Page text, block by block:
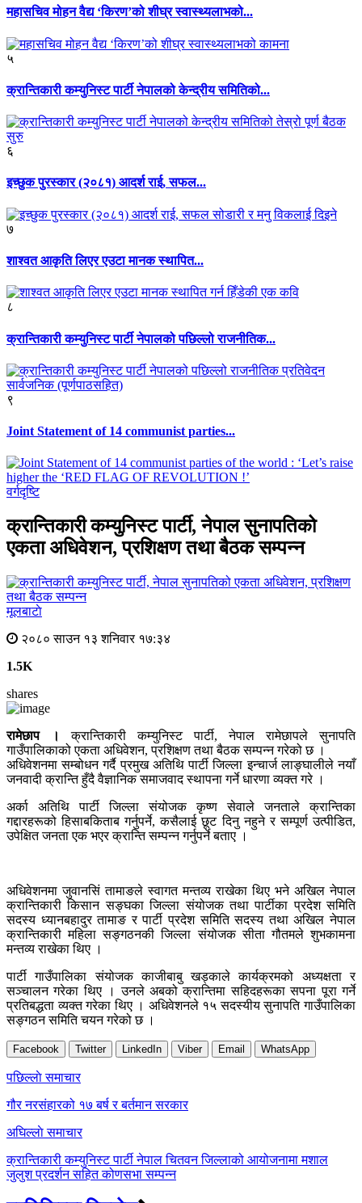
महासचिव मोहन वैद्य ‘किरण’को शीघ्र स्वास्थ्यलाभको...
५
क्रान्तिकारी कम्युनिस्ट पार्टी नेपालको केन्द्रीय समितिको...
६
इच्छुक पुरस्कार (२०८१) आदर्श राई, सफल...
७
शाश्वत आकृति लिएर एउटा मानक स्थापित...
८
क्रान्तिकारी कम्युनिस्ट पार्टी नेपालको पछिल्लो राजनीतिक...
९
Joint Statement of 14 communist parties...
वर्गदृष्टि
क्रान्तिकारी कम्युनिस्ट पार्टी, नेपाल सुनापतिको
एकता अधिवेशन, प्रशिक्षण तथा बैठक सम्पन्न
मूलबाटाे
२०८० साउन १३ शनिवार १७:३४
1.5K
shares
रामेछाप ।
क्रान्तिकारी कम्युनिस्ट पार्टी, नेपाल रामेछापले सुनापति
गाउँपालिकाको एकता अधिवेशन, प्रशिक्षण तथा बैठक सम्पन्न गरेको छ ।
अधिवेशनमा सम्बोधन गर्दै प्रमुख अतिथि पार्टी जिल्ला इन्चार्ज लाङ्घालीले नयाँ
जनवादी क्रान्ति हुँदै वैज्ञानिक समाजवाद स्थापना गर्ने धारणा व्यक्त गरे ।
अर्का अतिथि पार्टी जिल्ला संयोजक कृष्ण सेवाले जनताले क्रान्तिका
गद्दारहरूको हिसाबकिताब गर्नुपर्ने, कसैलाई छूट दिनु नहुने र सम्पूर्ण उत्पीडित,
उपेक्षित जनता एक भएर क्रान्ति सम्पन्न गर्नुपर्ने बताए ।
अधिवेशनमा जुवानसिं तामाङले स्वागत मन्तव्य राखेका थिए भने अखिल नेपाल
क्रान्तिकारी किसान सङ्घका जिल्ला संयोजक तथा पार्टीका प्रदेश समिति
सदस्य ध्यानबहादुर तामाङ र पार्टी प्रदेश समिति सदस्य तथा अखिल नेपाल
क्रान्तिकारी महिला सङ्गठनकी जिल्ला संयोजक सीता गौतमले शुभकामना
मन्तव्य राखेका थिए ।
पार्टी गाउँपालिका संयोजक काजीबाबु खड्काले कार्यक्रमको अध्यक्षता र
सञ्चालन गरेका थिए । उनले अबको क्रान्तिमा सहिदहरूका सपना पूरा गर्ने
प्रतिबद्धता व्यक्त गरेका थिए । अधिवेशनले १५ सदस्यीय सुनापति गाउँपालिका
सङ्गठन समिति चयन गरेको छ ।
Facebook Twitter LinkedIn Viber Email WhatsApp
Post
navigation
पछिल्लाे समाचार
गौर नरसंहारको १७ बर्ष र बर्तमान सरकार
अघिल्लाे समाचार
क्रान्तिकारी कम्युनिस्ट पार्टी नेपाल चितवन जिल्लाको आयोजनामा मशाल
जुलुश प्रदर्शन सहित कोणसभा सम्पन्न